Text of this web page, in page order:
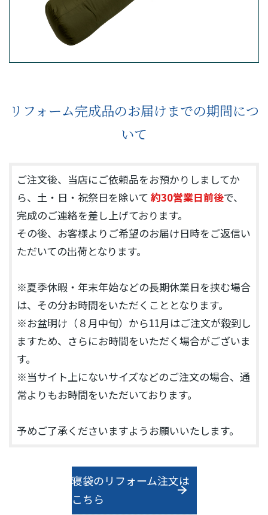
リフォーム完成品のお届けまでの期間につ
いて
ご注文後、当店にご依頼品をお預かりしましてか
ら、土・日・祝祭日を除いて 約30営業日前後で、
完成のご連絡を差し上げております。
その後、お客様よりご希望のお届け日時をご返信い
ただいての出荷となります。
※夏季休暇・年末年始などの長期休業日を挟む場合
は、その分お時間をいただくこととなります。
※お盆明け（８月中旬）から11月はご注文が殺到し
ますため、さらにお時間をいただく場合がございま
す。
※当サイト上にないサイズなどのご注文の場合、通
常よりもお時間をいただいております。
予めご了承くださいますようお願いいたします。
寝袋のリフォーム注文は
こちら